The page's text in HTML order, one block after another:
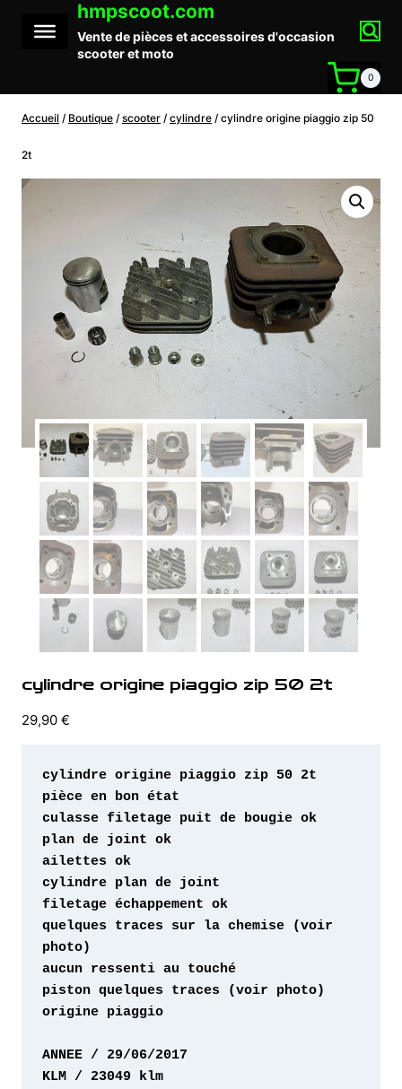
contenu
hmpscoot.com
Vente de pièces et accessoires d'occasion
scooter et moto
0
Accueil / Boutique / scooter / cylindre / cylindre origine piaggio zip 50
2t
cylindre origine piaggio zip 50 2t
29,90 €
quelques traces sur la chemise (voir
origine piaggio